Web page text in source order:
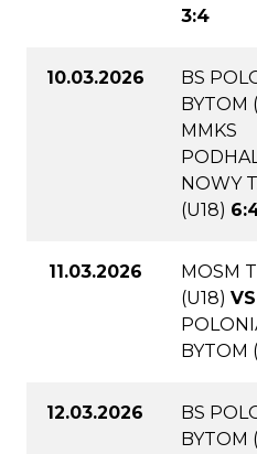
3:4
10.03.2026
BS
BYTOM
MMKS
NOWY
(U18)
11.03.2026
MOSM
(U18) VS
BYTOM
12.03.2026
BS
BYTOM